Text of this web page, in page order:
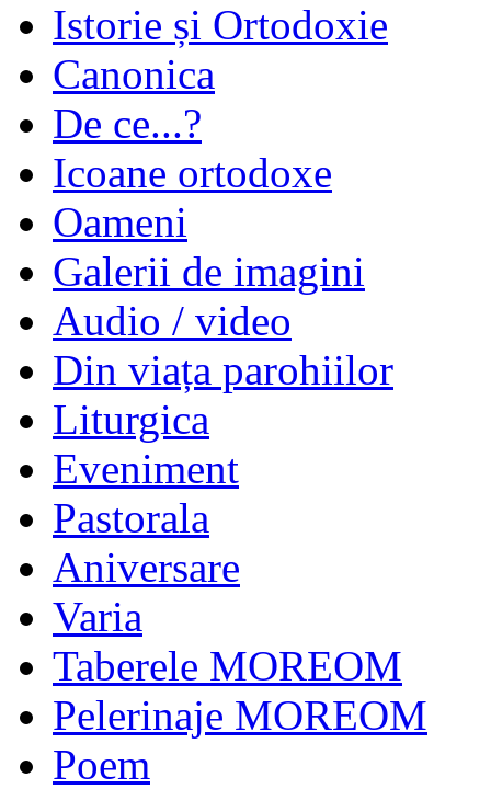
Istorie și Ortodoxie
Canonica
De ce...?
Icoane ortodoxe
Oameni
Galerii de imagini
Audio / video
Din viața parohiilor
Liturgica
Eveniment
Pastorala
Aniversare
Varia
Taberele MOREOM
Pelerinaje MOREOM
Poem